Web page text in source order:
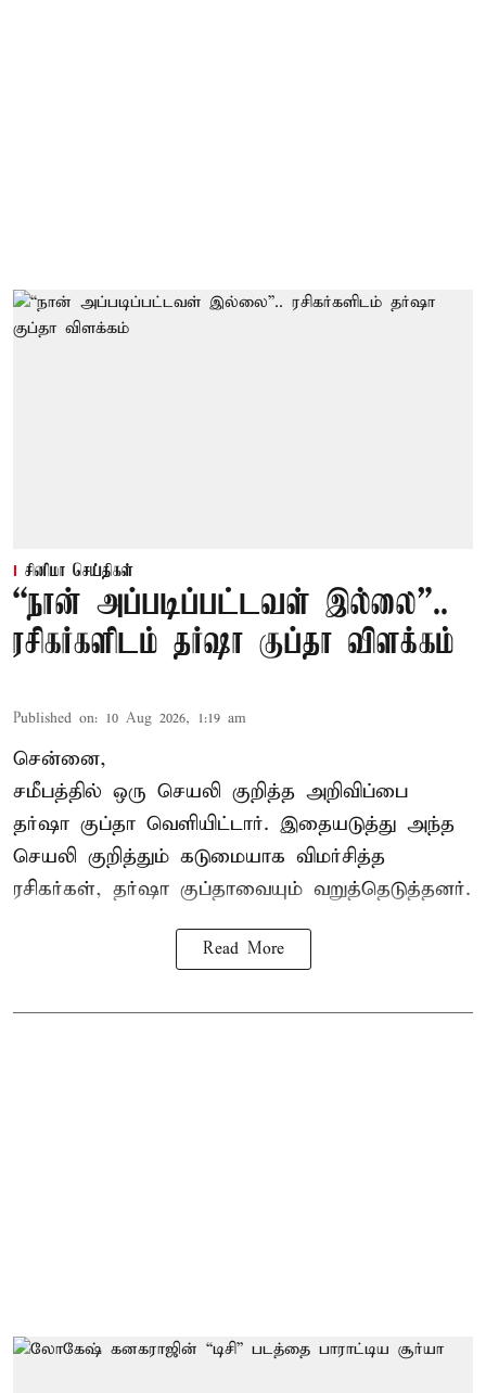
சினிமா செய்திகள்
“நான் அப்படிப்பட்டவள் இல்லை”..
ரசிகர்களிடம் தர்ஷா குப்தா விளக்கம்
Published on: 10 Aug 2026, 1:19 am
சென்னை,
சமீபத்தில் ஒரு செயலி குறித்த அறிவிப்பை
தர்ஷா குப்தா வெளியிட்டார். இதையடுத்து அந்த
செயலி குறித்தும் கடுமையாக விமர்சித்த
ரசிகர்கள், தர்ஷா குப்தாவையும் வறுத்தெடுத்தனர்.
Read More